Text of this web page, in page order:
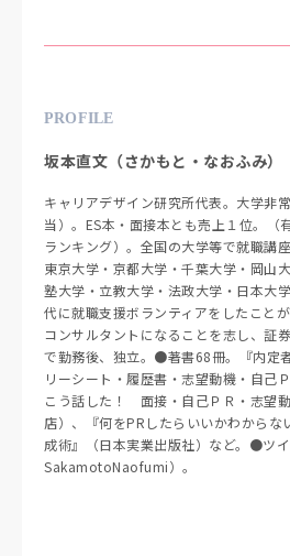
PROFILE
坂本直文（さかもと・なおふみ）
キャリアデザイン研究所代表。大学非
当）。ES本・面接本とも売上１位。（
ランキング）。全国の大学等で就職講
東京大学・京都大学・千葉大学・岡山
塾大学・立教大学・法政大学・日本大
代に就職支援ボランティアをしたこと
コンサルタントになることを志し、証
で勤務後、独立。●著書68冊。『内定
リーシート・履歴書・志望動機・自己
こう話した！ 面接・自己ＰＲ・志望
店）、『何をPRしたらいいかわからな
成術』（日本実業出版社）など。●ツ
SakamotoNaofumi）。